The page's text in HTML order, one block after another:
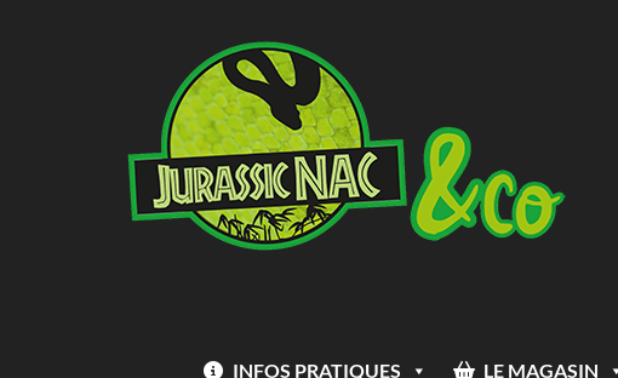
Jurassic
INFOS PRATIQUES LE MAGASIN